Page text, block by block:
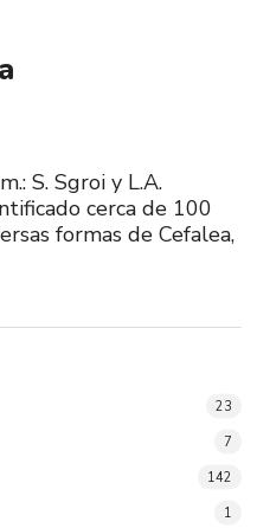
S. Sgroi y L.A.
cerca de 100
formas de Cefalea,
23
7
142
1